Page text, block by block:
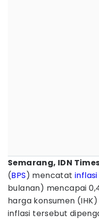
Semarang, IDN
(BPS) mencatatinflasi
bulanan) mencapai
harga konsumen (IHK)
inflasi tersebut